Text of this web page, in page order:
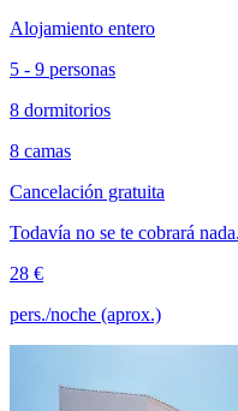
Alojamiento entero
5 - 9 personas
8 dormitorios
8 camas
Cancelación gratuita
Todavía no se te cobrará nada.
28 €
pers./noche (aprox.)